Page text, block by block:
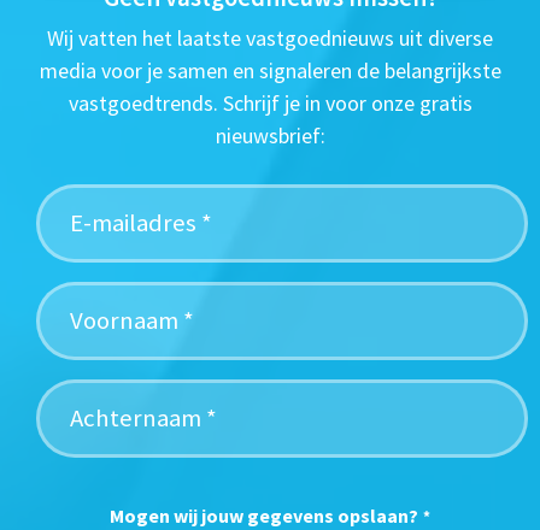
Wij vatten het laatste vastgoednieuws uit diverse
media voor je samen en signaleren de belangrijkste
vastgoedtrends. Schrijf je in voor onze gratis
nieuwsbrief:
Mogen wij jouw gegevens opslaan? *